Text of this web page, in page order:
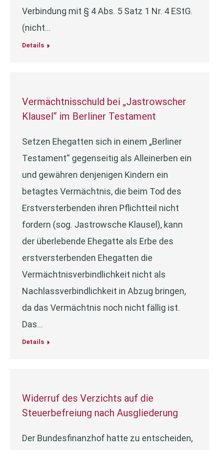
Verbindung mit § 4 Abs. 5 Satz 1 Nr. 4 EStG.
(nicht…
Details
Vermächtnisschuld bei „Jastrowscher
Klausel“ im Berliner Testament
Setzen Ehegatten sich in einem „Berliner
Testament“ gegenseitig als Alleinerben ein
und gewähren denjenigen Kindern ein
betagtes Vermächtnis, die beim Tod des
Erstversterbenden ihren Pflichtteil nicht
fordern (sog. Jastrowsche Klausel), kann
der überlebende Ehegatte als Erbe des
erstversterbenden Ehegatten die
Vermächtnisverbindlichkeit nicht als
Nachlassverbindlichkeit in Abzug bringen,
da das Vermächtnis noch nicht fällig ist.
Das…
Details
Widerruf des Verzichts auf die
Steuerbefreiung nach Ausgliederung
Der Bundesfinanzhof hatte zu entscheiden,